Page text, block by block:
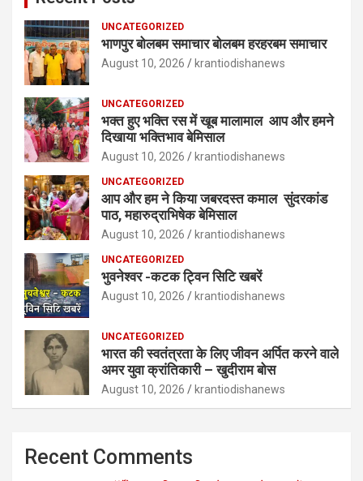
UNCATEGORIZED
भाणपुर बोलबम समाचार बोलबम हरहरबम समाचार
August 10, 2026 krantiodishanews
UNCATEGORIZED
भक्त हुए भक्ति रस में खूब मालामाल आप और हमने
दिखाया भक्तिभाव बेमिसाल
August 10, 2026 krantiodishanews
UNCATEGORIZED
आप और हम ने किया जबरदस्त कमाल सुंदरकांड
पाठ, महारुद्राभिषेक बेमिसाल
August 10, 2026 krantiodishanews
UNCATEGORIZED
भुवनेश्वर -कटक ट्विन सिटि खबरें
August 10, 2026 krantiodishanews
UNCATEGORIZED
भारत की स्वतंत्रता के लिए जीवन अर्पित करने वाले
अमर युवा क्रांतिकारी – खुदीराम बोस
August 10, 2026 krantiodishanews
Recent Comments